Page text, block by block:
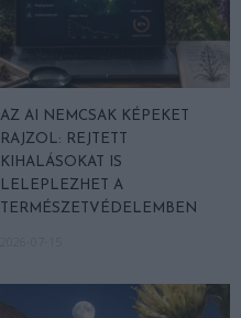
AZ AI NEMCSAK KÉPEKET
RAJZOL: REJTETT
KIHALÁSOKAT IS
LELEPLEZHET A
TERMÉSZETVÉDELEMBEN